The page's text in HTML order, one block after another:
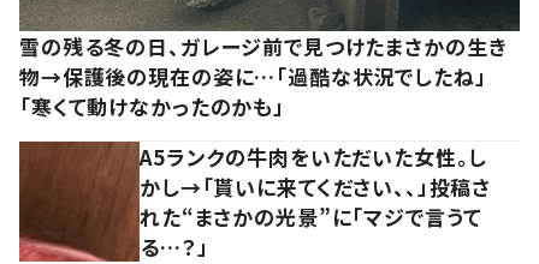
雪の残る冬の日、ガレージ前で見つけたまさかの生き
物→保護後の現在の姿に…「過酷な状況でしたね」
「寒くて動けなかったのかも」
A5ランクの牛肉をいただいた女性。し
かし→「貰いに来てください、、」投稿さ
れた“まさかの光景”に「マジで言うて
る…？」